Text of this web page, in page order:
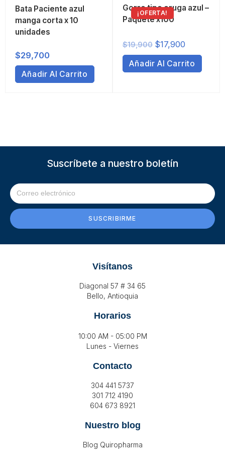
Bata Paciente azul
manga corta x 10
unidades
$29,700
Añadir Al Carrito
¡OFERTA!
Gorro tipo oruga azul –
Paquete x100
$19,900 $17,900
Añadir Al Carrito
Suscríbete a nuestro boletín
SUSCRIBIRME
Visítanos
Diagonal 57 # 34 65
Bello, Antioquia
Horarios
10:00 AM - 05:00 PM
Lunes - Viernes
Contacto
304 441 5737
301 712 4190
604 673 8921
Nuestro blog
Blog Quiropharma